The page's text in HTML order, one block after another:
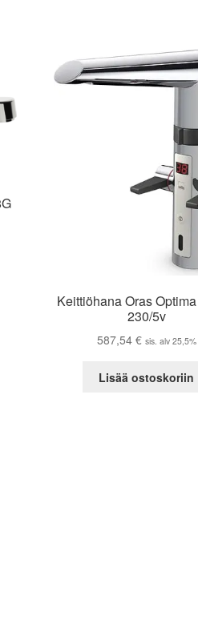
Keittiöhana Oras
230/5v
587,54 € sis. alv 25,5%
Lisää ostoskoriin